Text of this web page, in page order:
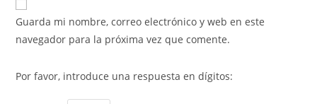
Guarda mi nombre, correo electrónico y web en este
navegador para la próxima vez que comente.
Por favor, introduce una respuesta en dígitos: